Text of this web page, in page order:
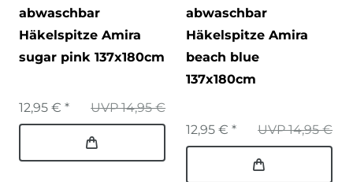
abwaschbar
Häkelspitze Amira
sugar pink 137x180cm
UVP 14,95 €
12,95 € *
abwaschbar
Häkelspitze Amira
beach blue
137x180cm
UVP 14,95 €
12,95 € *